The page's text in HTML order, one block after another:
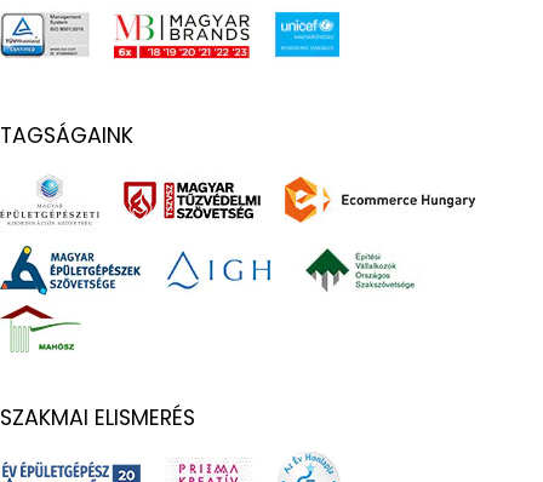
TAGSÁGAINK
SZAKMAI ELISMERÉS